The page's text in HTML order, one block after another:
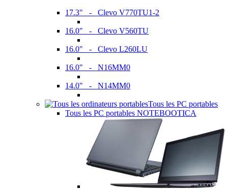
17.3" - Clevo V770TU1-2
16.0" - Clevo V560TU
16.0" - Clevo L260LU
16.0" - N16MM0
14.0" - N14MM0
Tous les PC portables
Tous les PC portables NOTEBOOTICA